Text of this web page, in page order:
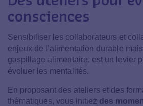
consciences
Sensibiliser les collaborateurs et
enjeux de l’alimentation durable
gaspillage alimentaire, est un levier
évoluer les mentalités.
En proposant des ateliers et des
thématiques, vous initiez des